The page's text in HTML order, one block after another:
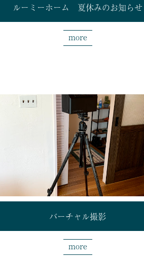
ルーミーホーム 夏休みのお知らせ
more
バーチャル撮影
more